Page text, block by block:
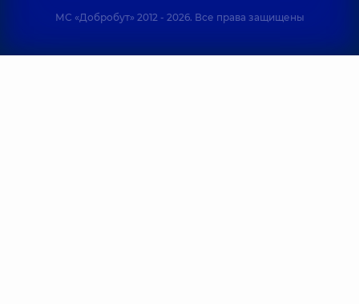
МС «Добробут» 2012 - 2026. Все права защищены